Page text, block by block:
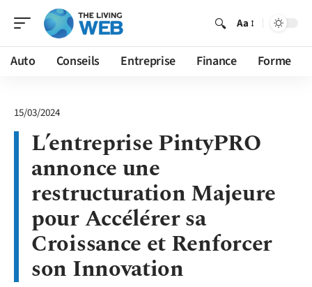
Aa
Auto Conseils Entreprise Finance Forme
15/03/2024
L’entreprise PintyPRO
annonce une
restructuration Majeure
pour Accélérer sa
Croissance et Renforcer
son Innovation